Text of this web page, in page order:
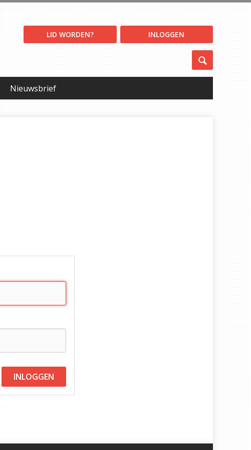
LID WORDEN? INLOGGEN
Nieuwsbrief